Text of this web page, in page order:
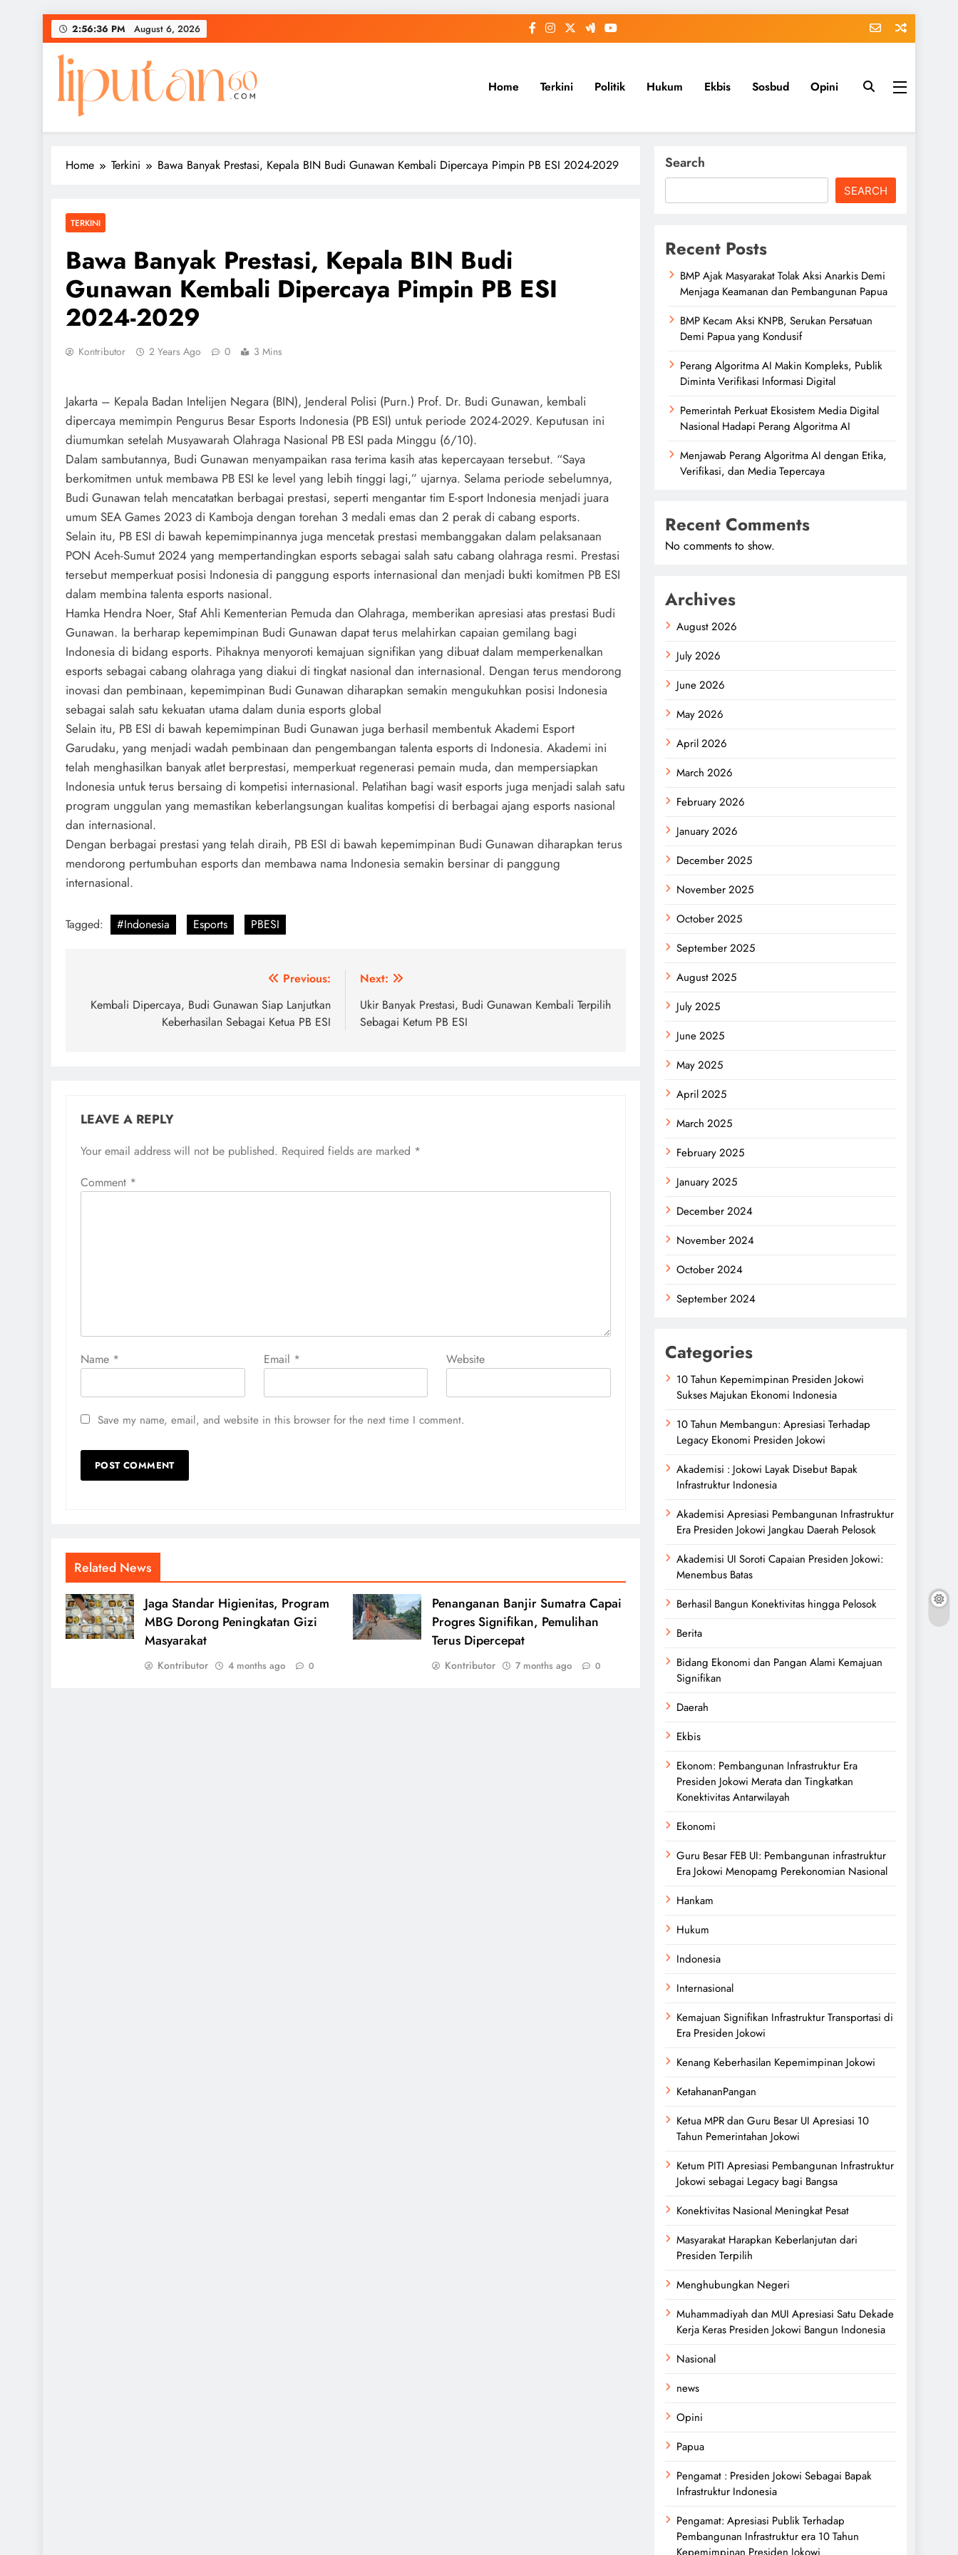
Skip
to
content
2:56:37 PM August 6, 2026
Home Terkini Politik Hukum Ekbis Sosbud Opini
Home Terkini Bawa Banyak Prestasi, Kepala BIN Budi Gunawan Kembali Dipercaya Pimpin PB ESI 2024-2029
TERKINI
Bawa Banyak Prestasi, Kepala BIN Budi
Gunawan Kembali Dipercaya Pimpin PB ESI
2024-2029
Kontributor 2 Years Ago 0 3 Mins
Jakarta – Kepala Badan Intelijen Negara (BIN), Jenderal Polisi (Purn.) Prof. Dr. Budi Gunawan, kembali
dipercaya memimpin Pengurus Besar Esports Indonesia (PB ESI) untuk periode 2024-2029. Keputusan ini
diumumkan setelah Musyawarah Olahraga Nasional PB ESI pada Minggu (6/10).
Dalam sambutannya, Budi Gunawan menyampaikan rasa terima kasih atas kepercayaan tersebut. “Saya
berkomitmen untuk membawa PB ESI ke level yang lebih tinggi lagi,” ujarnya. Selama periode sebelumnya,
Budi Gunawan telah mencatatkan berbagai prestasi, seperti mengantar tim E-sport Indonesia menjadi juara
umum SEA Games 2023 di Kamboja dengan torehan 3 medali emas dan 2 perak di cabang esports.
Selain itu, PB ESI di bawah kepemimpinannya juga mencetak prestasi membanggakan dalam pelaksanaan
PON Aceh-Sumut 2024 yang mempertandingkan esports sebagai salah satu cabang olahraga resmi. Prestasi
tersebut memperkuat posisi Indonesia di panggung esports internasional dan menjadi bukti komitmen PB ESI
dalam membina talenta esports nasional.
Hamka Hendra Noer, Staf Ahli Kementerian Pemuda dan Olahraga, memberikan apresiasi atas prestasi Budi
Gunawan. Ia berharap kepemimpinan Budi Gunawan dapat terus melahirkan capaian gemilang bagi
Indonesia di bidang esports. Pihaknya menyoroti kemajuan signifikan yang dibuat dalam memperkenalkan
esports sebagai cabang olahraga yang diakui di tingkat nasional dan internasional. Dengan terus mendorong
inovasi dan pembinaan, kepemimpinan Budi Gunawan diharapkan semakin mengukuhkan posisi Indonesia
sebagai salah satu kekuatan utama dalam dunia esports global
Selain itu, PB ESI di bawah kepemimpinan Budi Gunawan juga berhasil membentuk Akademi Esport
Garudaku, yang menjadi wadah pembinaan dan pengembangan talenta esports di Indonesia. Akademi ini
telah menghasilkan banyak atlet berprestasi, memperkuat regenerasi pemain muda, dan mempersiapkan
Indonesia untuk terus bersaing di kompetisi internasional. Pelatihan bagi wasit esports juga menjadi salah satu
program unggulan yang memastikan keberlangsungan kualitas kompetisi di berbagai ajang esports nasional
dan internasional.
Dengan berbagai prestasi yang telah diraih, PB ESI di bawah kepemimpinan Budi Gunawan diharapkan terus
mendorong pertumbuhan esports dan membawa nama Indonesia semakin bersinar di panggung
internasional.
Tagged: #Indonesia Esports PBESI
navigation
Previous:
Kembali Dipercaya, Budi Gunawan Siap Lanjutkan
Keberhasilan Sebagai Ketua PB ESI
Next:
Ukir Banyak Prestasi, Budi Gunawan Kembali Terpilih
Sebagai Ketum PB ESI
LEAVE A REPLY
Your email address will not be published. Required fields are marked *
Comment *
Name * Email * Website
Save my name, email, and website in this browser for the next time I comment.
Related News
Jaga Standar Higienitas, Program
MBG Dorong Peningkatan Gizi
Masyarakat
Kontributor 4 months ago 0
Penanganan Banjir Sumatra Capai
Progres Signifikan, Pemulihan
Terus Dipercepat
Kontributor 7 months ago 0
Search
SEARCH
Recent Posts
BMP Ajak Masyarakat Tolak Aksi Anarkis Demi
Menjaga Keamanan dan Pembangunan Papua
BMP Kecam Aksi KNPB, Serukan Persatuan
Demi Papua yang Kondusif
Perang Algoritma AI Makin Kompleks, Publik
Diminta Verifikasi Informasi Digital
Pemerintah Perkuat Ekosistem Media Digital
Nasional Hadapi Perang Algoritma AI
Menjawab Perang Algoritma AI dengan Etika,
Verifikasi, dan Media Tepercaya
Recent Comments
No comments to show.
Archives
August 2026
July 2026
June 2026
May 2026
April 2026
March 2026
February 2026
January 2026
December 2025
November 2025
October 2025
September 2025
August 2025
July 2025
June 2025
May 2025
April 2025
March 2025
February 2025
January 2025
December 2024
November 2024
October 2024
September 2024
Categories
10 Tahun Kepemimpinan Presiden Jokowi
Sukses Majukan Ekonomi Indonesia
10 Tahun Membangun: Apresiasi Terhadap
Legacy Ekonomi Presiden Jokowi
Akademisi : Jokowi Layak Disebut Bapak
Infrastruktur Indonesia
Akademisi Apresiasi Pembangunan Infrastruktur
Era Presiden Jokowi Jangkau Daerah Pelosok
Akademisi UI Soroti Capaian Presiden Jokowi:
Menembus Batas
Berhasil Bangun Konektivitas hingga Pelosok
Berita
Bidang Ekonomi dan Pangan Alami Kemajuan
Signifikan
Daerah
Ekbis
Ekonom: Pembangunan Infrastruktur Era
Presiden Jokowi Merata dan Tingkatkan
Konektivitas Antarwilayah
Ekonomi
Guru Besar FEB UI: Pembangunan infrastruktur
Era Jokowi Menopamg Perekonomian Nasional
Hankam
Hukum
Indonesia
Internasional
Kemajuan Signifikan Infrastruktur Transportasi di
Era Presiden Jokowi
Kenang Keberhasilan Kepemimpinan Jokowi
KetahananPangan
Ketua MPR dan Guru Besar UI Apresiasi 10
Tahun Pemerintahan Jokowi
Ketum PITI Apresiasi Pembangunan Infrastruktur
Jokowi sebagai Legacy bagi Bangsa
Konektivitas Nasional Meningkat Pesat
Masyarakat Harapkan Keberlanjutan dari
Presiden Terpilih
Menghubungkan Negeri
Muhammadiyah dan MUI Apresiasi Satu Dekade
Kerja Keras Presiden Jokowi Bangun Indonesia
Nasional
news
Opini
Papua
Pengamat : Presiden Jokowi Sebagai Bapak
Infrastruktur Indonesia
Pengamat: Apresiasi Publik Terhadap
Pembangunan Infrastruktur era 10 Tahun